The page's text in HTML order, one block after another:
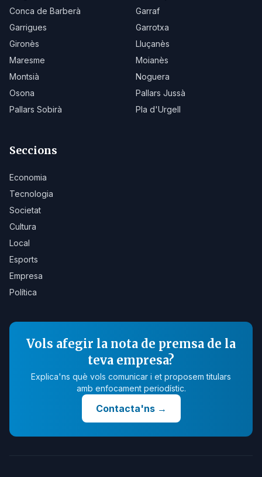
Conca de Barberà
Garraf
Garrigues
Garrotxa
Gironès
Lluçanès
Maresme
Moianès
Montsià
Noguera
Osona
Pallars Jussà
Pallars Sobirà
Pla d'Urgell
Seccions
Economia
Tecnologia
Societat
Cultura
Local
Esports
Empresa
Política
Vols afegir la nota de premsa de la
teva empresa?
Explica'ns què vols comunicar i et proposem titulars
amb enfocament periodístic.
Contacta'ns→